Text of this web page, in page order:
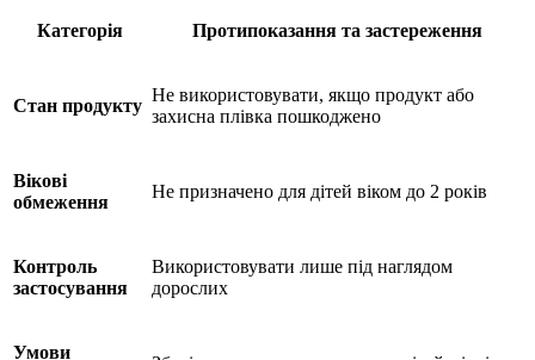
Категорія Протипоказання та застереження
Стан продукту
Не використовувати, якщо продукт або
захисна плівка пошкоджено
Вікові
обмеження
Не призначено для дітей віком до 2 років
Контроль
застосування
Використовувати лише під наглядом
дорослих
Умови